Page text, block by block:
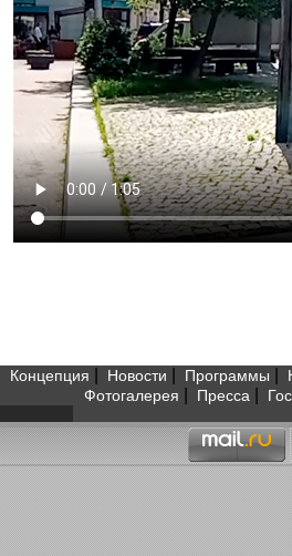
Концепция Новости Программы
Фотогалерея
Пресса